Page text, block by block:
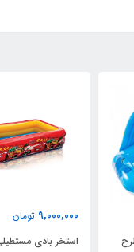
2,590,000 تومان
استخر بادی طرح